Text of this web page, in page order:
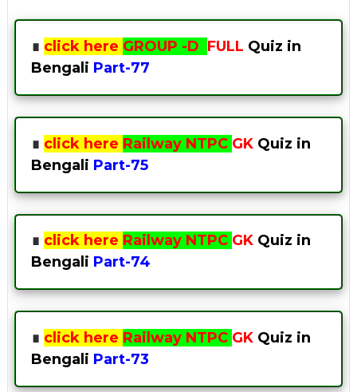
∎ click here GROUP -D FULL Quiz in
Bengali Part-77
∎ click here Railway NTPC GK Quiz in
Bengali Part-75
∎ click here Railway NTPC GK Quiz in
Bengali Part-74
∎ click here Railway NTPC GK Quiz in
Bengali Part-73